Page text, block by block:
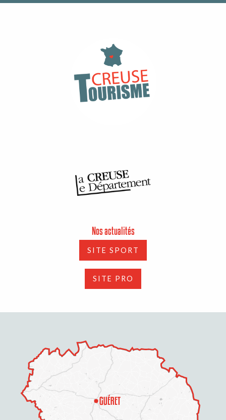
Nos actualités
SITE SPORT
SITE PRO